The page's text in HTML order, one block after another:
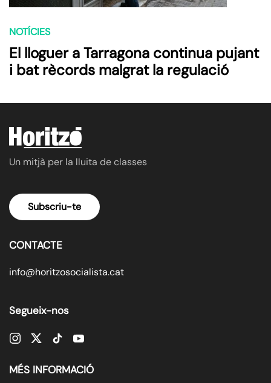
NOTÍCIES
El lloguer a Tarragona continua pujant
i bat rècords malgrat la regulació
Un mitjà per la lluita de classes
Subscriu-te
CONTACTE
info@horitzosocialista.cat
Segueix-nos
MÉS INFORMACIÓ